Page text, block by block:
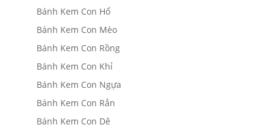
Bánh Kem Con Hổ
Bánh Kem Con Mèo
Bánh Kem Con Rồng
Bánh Kem Con Khỉ
Bánh Kem Con Ngựa
Bánh Kem Con Rắn
Bánh Kem Con Dê